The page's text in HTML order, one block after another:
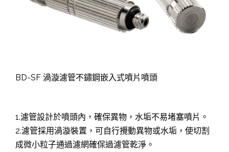
BD-SF 渦漩濾管不鏽鋼嵌入式噴片噴頭
1.濾管設計於噴頭內，確保異物，水垢不易堵塞噴片。
2.濾管採用渦漩裝置，可自行攪動異物或水垢，使切割
成微小粒子通過濾網確保過濾管乾淨。